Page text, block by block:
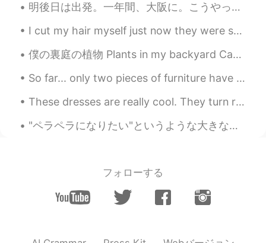
明後日は出発。一年間、大阪に。こうやって人と日常会話すると、日本語ができてる気がしてしまうけど、実際に日本にいたら実力のなさの程度が分かるような気がする。敬語とか、賃貸や銀行に関する話しとか。最...
I cut my hair myself just now they were so long! which is your favourite picture? 你最喜欢哪张照片？ ps...
僕の裏庭の植物 Plants in my backyard Candelabra Cactus, 5 meters tall (カンデラブラサボテン?) Saguaro cactus, 7 m...
So far... only two pieces of furniture have arrived. Everything else is still on the way!! I migh...
These dresses are really cool. They turn rainbow when light reflects off them. Ces robes sont v...
"ペラペラになりたい"というような大きな目標を捨てたほうが、早くペラペラになれると思います。目標がペラペラになることだったら、一日終わったら失敗してるでしょう。目標を達成してないから。他方、"今...
フォローする